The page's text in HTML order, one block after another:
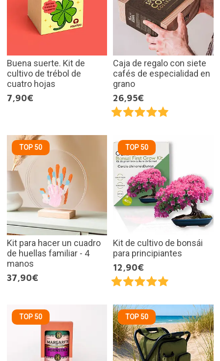
Buena suerte. Kit de
cultivo de trébol de
cuatro hojas
7,90€
Caja de regalo con siete
cafés de especialidad en
grano
26,95€
TOP 50
Kit para hacer un cuadro
de huellas familiar - 4
manos
37,90€
TOP 50
Kit de cultivo de bonsái
para principiantes
12,90€
TOP 50 TOP 50